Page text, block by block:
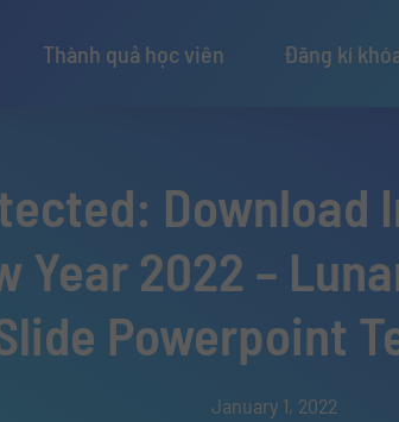
Thành quả học viên Đăng kí
Download
Year 2022 –
Powerpoint
January 1, 2022